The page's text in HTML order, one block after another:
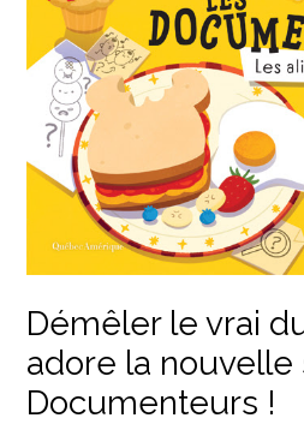
Démêler le vrai
adore la nouvelle
Documenteurs !